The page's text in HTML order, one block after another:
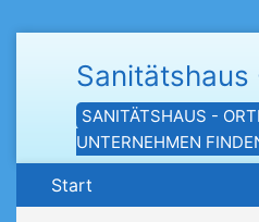
SANITÄTSHAUS -
UNTERNEHMEN
Start